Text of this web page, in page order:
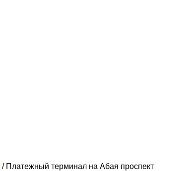
/ Платежный терминал на Абая проспект